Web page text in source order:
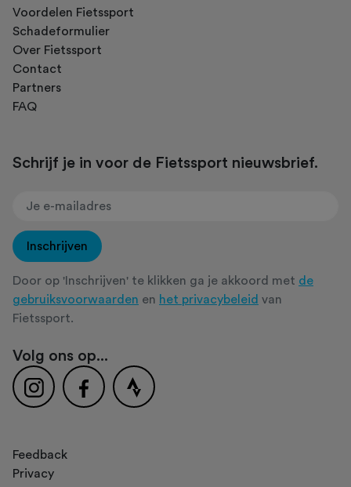
Voordelen Fietssport
Schadeformulier
Over Fietssport
Contact
Partners
FAQ
Schrijf je in voor de Fietssport nieuwsbrief.
Inschrijven
Door op 'Inschrijven' te klikken ga je akkoord met de
gebruiksvoorwaarden en het privacybeleid van
Fietssport.
Volg ons op...
Feedback
Privacy